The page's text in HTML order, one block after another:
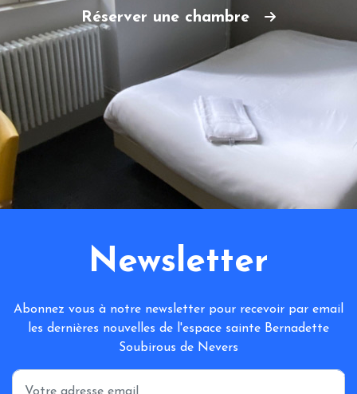
Réserver une chambre
Newsletter
Abonnez vous à notre newsletter pour recevoir par email
les dernières nouvelles de l'espace sainte Bernadette
Soubirous de Nevers
*